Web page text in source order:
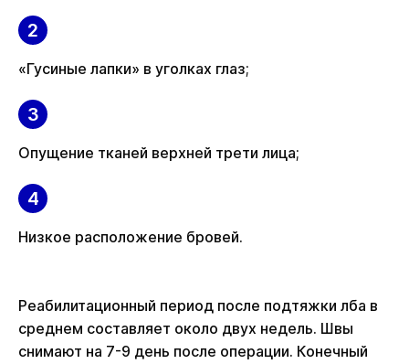
«Гусиные лапки» в уголках глаз;
Опущение тканей верхней трети лица;
Низкое расположение бровей.
Реабилитационный период после подтяжки лба в
среднем составляет около двух недель. Швы
снимают на 7-9 день после операции. Конечный